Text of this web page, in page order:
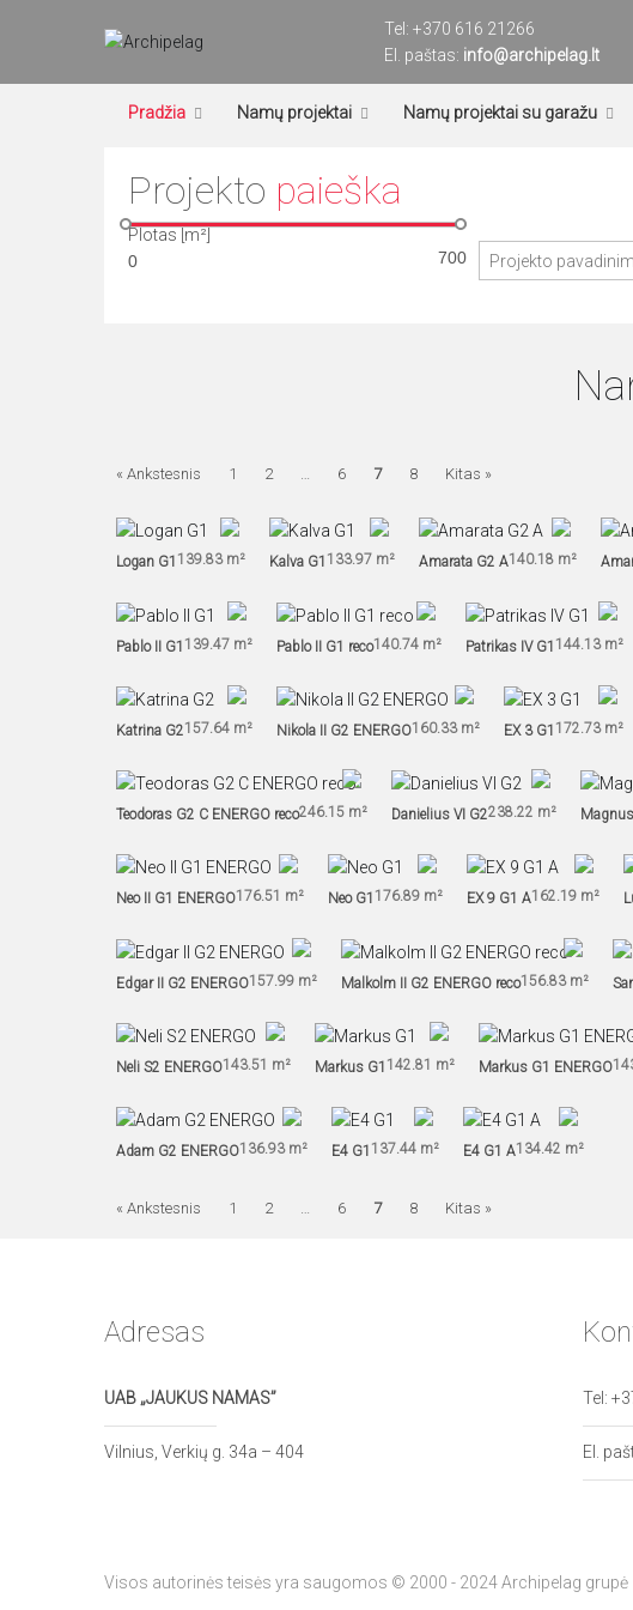
Tel: +370 616 21266
El. paštas: info@archipelag.lt
Archipelag
Namų projektai
Pradžia Namų projektai Namų projektai su garažu
Projekto paieška
Plotas [m²]
« Ankstesnis 1 2 … 6 7 8 Kitas »
Logan G1 139.83 m² Kalva G1 133.97 m² Amarata G2 A140.18 m²
Pablo II G1 139.47 m² Pablo II G1 reco140.74 m² Patrikas IV G1 144.13 m²
Katrina G2157.64 m² Nikola II G2 ENERGO160.33 m² EX 3 G1 172.73 m²
Teodoras G2 C ENERGO reco246.15 m² Danielius VI G2238.22 m²
Neo II G1 ENERGO176.51 m² Neo G1 176.89 m² EX 9 G1 A162.19 m²
Edgar II G2 ENERGO157.99 m² Malkolm II G2 ENERGO reco156.83 m²
Neli S2 ENERGO143.51 m² Markus G1 142.81 m² Markus G1 ENERGO
Adam G2 ENERGO136.93 m² E4 G1 137.44 m² E4 G1 A134.42 m²
« Ankstesnis 1 2 … 6 7 8 Kitas »
Adresas
UAB „JAUKUS NAMAS”
Vilnius, Verkių g. 34a – 404
Tel:
El.
Visos autorinės teisės yra saugomos © 2000 - 2024 Archipelag grupė